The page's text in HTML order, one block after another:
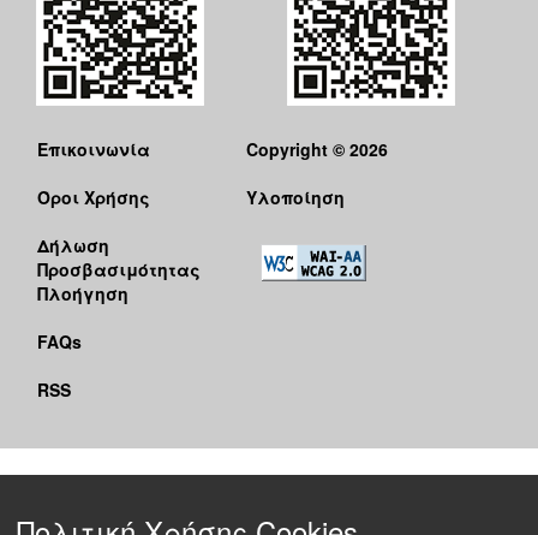
Επικοινωνία
Όροι Χρήσης
Δήλωση
Προσβασιμότητας
Πλοήγηση
FAQs
RSS
Copyright © 2026
Υλοποίηση